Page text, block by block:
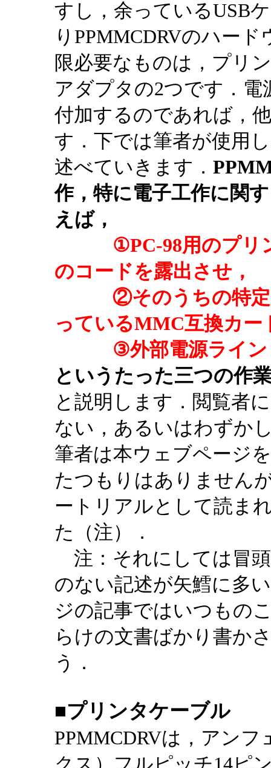
すし，余っているUSB
りPPMMCDRVのハー
限必要なものは，プリ
アダプタの2つです．
付加するのであれば，
す．下では筆者が使用
述べていきます．
作，特に電子工作に関
えば，
①PC-98用のプリ
のコードを露出させ，
②そのうちの特定の
っているMMC互換カ
③外部電源ライン
というたった三つの作
と説明します．閲覧者
ない，あるいはわずか
筆者は本ウェブページ
たつもりはありません
ートリアルとして読ま
た（注）．
注：それにしては冒
のない記述が矢鱈に多
ジの記事ではいつもの
らけの文書ばかり書か
う．
■プリンタケーブル
PPMMCDRVは，アン